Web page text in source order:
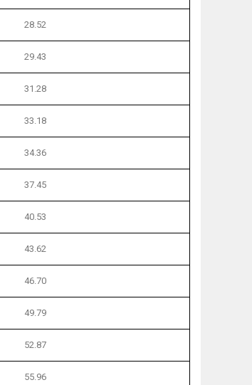
28.52
29.43
31.28
33.18
34.36
37.45
40.53
43.62
46.70
49.79
52.87
55.96